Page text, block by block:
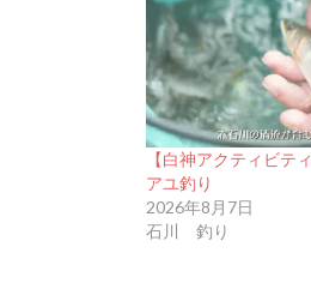
【白神アクティビテ
アユ釣り
2026年8月7日
石川 釣り